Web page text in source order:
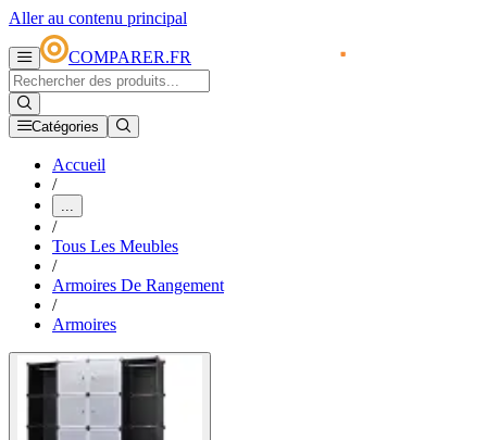
Aller au contenu principal
COMPARER.FR
Catégories
Accueil
/
...
/
Tous Les Meubles
/
Armoires De Rangement
/
Armoires